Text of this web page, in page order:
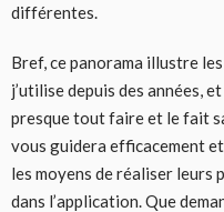
différentes.
Bref, ce panorama illustre
j’utilise depuis des années,
presque tout faire et le fait
vous guidera efficacement
les moyens de réaliser leurs
dans l’application. Que